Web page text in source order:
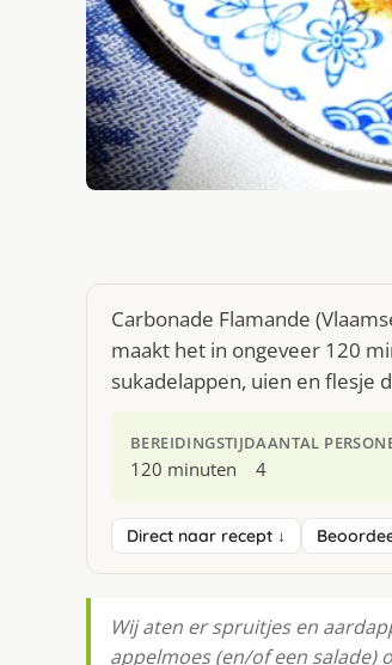
Carbonade Flamande
maakt het in ongeveer 120
sukadelappen, uien en flesje
BEREIDINGSTIJD
120 minuten
AANTAL
4
Direct naar recept ↓
Wij aten er spruitjes en
appelmoes (en/of een salade)